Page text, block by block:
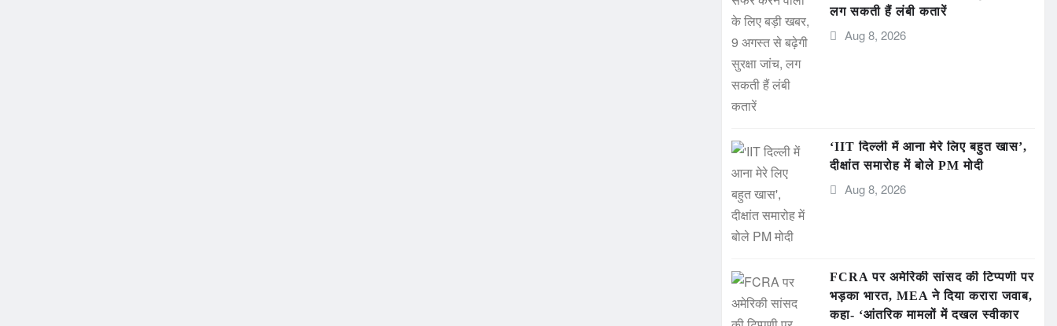
लग सकती हैं लंबी कतारें
Aug 8, 2026
‘IIT दिल्ली में आना मेरे लिए बहुत खास’,
दीक्षांत समारोह में बोले PM मोदी
Aug 8, 2026
FCRA पर अमेरिकी सांसद की टिप्पणी पर
भड़का भारत, MEA ने दिया करारा जवाब,
कहा- ‘आंतरिक मामलों में दखल स्वीकार